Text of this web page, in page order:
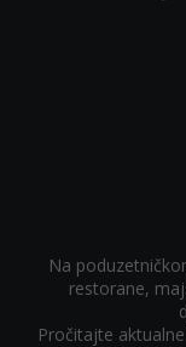
Na
restorane,
Pročitajte